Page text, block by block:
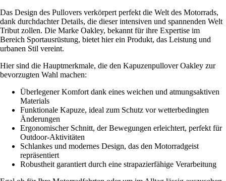
Das Design des Pullovers verkörpert perfekt die Welt des Motorrads,
dank durchdachter Details, die dieser intensiven und spannenden Welt
Tribut zollen. Die Marke Oakley, bekannt für ihre Expertise im
Bereich Sportausrüstung, bietet hier ein Produkt, das Leistung und
urbanen Stil vereint.
Hier sind die Hauptmerkmale, die den Kapuzenpullover Oakley zur
bevorzugten Wahl machen:
Überlegener Komfort dank eines weichen und atmungsaktiven
Materials
Funktionale Kapuze, ideal zum Schutz vor wetterbedingten
Änderungen
Ergonomischer Schnitt, der Bewegungen erleichtert, perfekt für
Outdoor-Aktivitäten
Schlankes und modernes Design, das den Motorradgeist
repräsentiert
Robustheit garantiert durch eine strapazierfähige Verarbeitung